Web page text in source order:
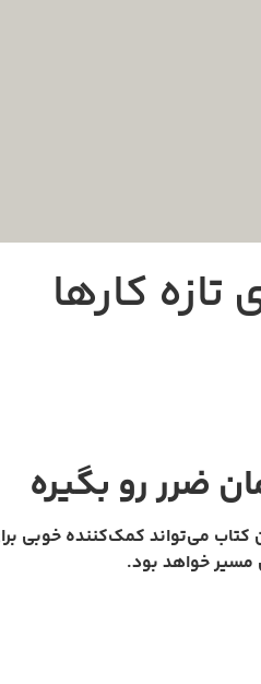
کارها
ضرر رو بگیره
کتاب می‌تواند کمک‌کننده
مسیر خواهد بود.